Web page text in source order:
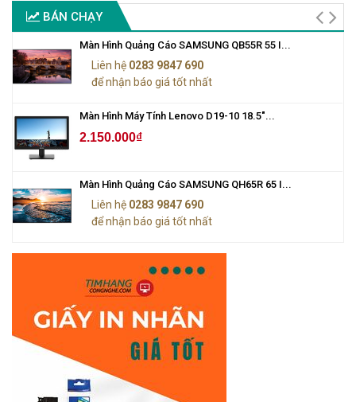
BÁN CHẠY
Màn Hình Quảng Cáo SAMSUNG QB55R 55 I...
Liên hệ 0283 9847 690
để nhận báo giá tốt nhất
Màn Hình Máy Tính Lenovo D19-10 18.5"...
2.150.000₫
Màn Hình Quảng Cáo SAMSUNG QH65R 65 I...
Liên hệ 0283 9847 690
để nhận báo giá tốt nhất